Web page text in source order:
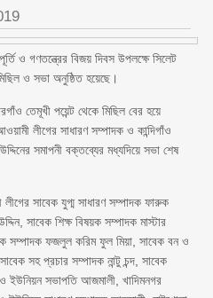
ও গণতন্ত্রের বিজয় দিবস উপলক্ষে সিলেট
ও সভা অনুষ্ঠিত হয়েছে।
তেমূখী পয়েন্ট থেকে মিছিল বের হয়ে
লীগের সাধারণ সম্পাদক ও কান্দিগাঁও
সমাপনী বক্তব্যের মধ্যদিয়ে সভা শেষ
সাবেক যুগ্ম সাধারণ সম্পাদক ফারুক
সাবেক শিক্ষ বিষয়ক সম্পাদক মাস্টার
সম্পাদক ফজলুল করিম ফুল মিয়া, সাবেক বন ও
সহ প্রচার সম্পাদক নান্টু চন্দ, সাবেক
ইউনিয়ন সভাপতি আজমালী, খাদিমনগর